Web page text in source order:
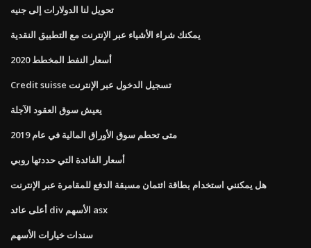
تحويل لنا الدولارات إلى جنيه
يمكنك شراء الأشياء عبر الإنترنت مع التطبيق النقدية
أسعار النفط المخطط 2020
Credit suisse تسجيل الدخول عبر الإنترنت
يعيش سوق العقود الآجلة
متى تحطم سوق الأوراق المالية في عام 2019
أسعار الفائدة التي حددتها روبي
هل يمكنني استخدام بطاقة ائتمان مسبقة الدفع للمقامرة عبر الإنترنت
أعلى عائد div الأسهم asx
سندات خيارات الأسهم